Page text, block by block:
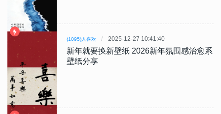
(1095)人喜欢 2025-12-27 10:41:40
新年就要换新壁纸 2026新年氛围感治愈系
壁纸分享